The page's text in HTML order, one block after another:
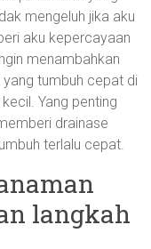
mengeluh jika aku
aku kepercayaan
menambahkan
tumbuh cepat di
Yang penting
drainase
terlalu cepat.
langkah